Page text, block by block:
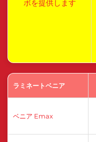
ボを提供します
ラミネートベニア
ベニア Emax